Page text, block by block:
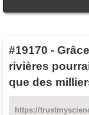
#19170 -
rivières
que des
https://